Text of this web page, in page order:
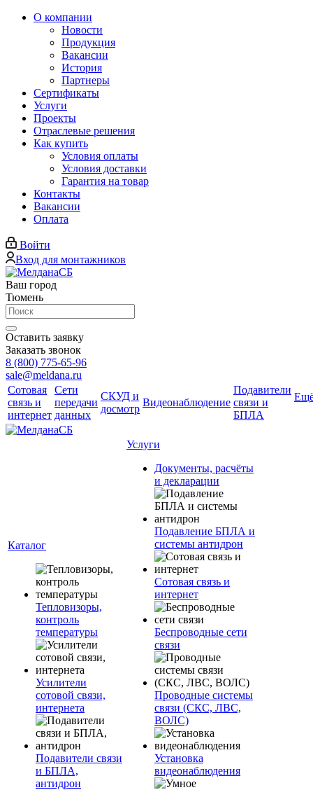
О компании
Новости
Продукция
Вакансии
История
Партнеры
Сертификаты
Услуги
Проекты
Отраслевые решения
Как купить
Условия оплаты
Условия доставки
Гарантия на товар
Контакты
Вакансии
Оплата
Войти
Вход для монтажников
Ваш город
Тюмень
Оставить заявку
Заказать звонок
8 (800) 775-65-96
sale@meldana.ru
Сотовая
связь и
интернет
Сети
передачи
данных
СКУД и
досмотр
Видеонаблюдение
Подавители
связи и
БПЛА
Каталог
Тепловизоры,
контроль
температуры
Усилители
сотовой связи,
интернета
Подавители связи
и БПЛА,
антидрон
Услуги
Документы, расчёты
и декларации
Подавление БПЛА и
системы антидрон
Сотовая связь и
интернет
Беспроводные сети
связи
Проводные системы
связи (СКС, ЛВС,
ВОЛС)
Установка
видеонаблюдения